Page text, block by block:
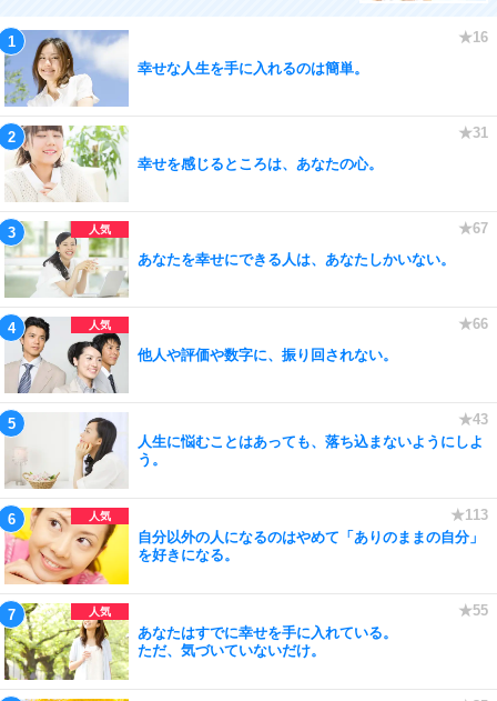
幸せな人生を手に入れるのは簡単。
幸せを感じるところは、あなたの心。
あなたを幸せにできる人は、あなたしかいない。
他人や評価や数字に、振り回されない。
人生に悩むことはあっても、落ち込まないようにしよ
う。
自分以外の人になるのはやめて「ありのままの自分」
を好きになる。
あなたはすでに幸せを手に入れている。
ただ、気づいていないだけ。